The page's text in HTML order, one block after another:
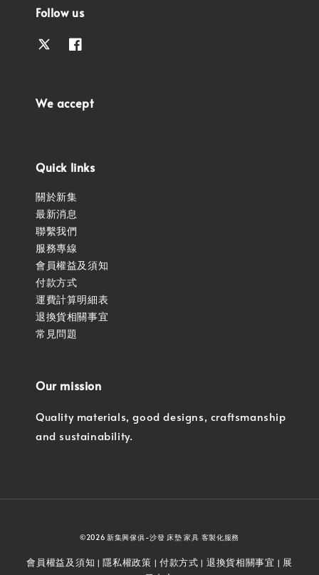
Follow us
We accept
Quick links
關於新集
最新消息
聯繫我們
服務專線
會員權益及須知
付款方式
運費計算明細表
退換貨相關事宜
常見問題
Our mission
Quality materials, good designs, craftsmanship
and sustainability.
©2026 新集興傢俱-沙發 床墊 家具 客製化服務
會員權益及須知 | 隱私權政策 | 付款方式 | 退換貨相關事宜 | 展